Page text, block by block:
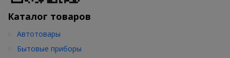
Каталог товаров
Автотовары
Бытовые приборы